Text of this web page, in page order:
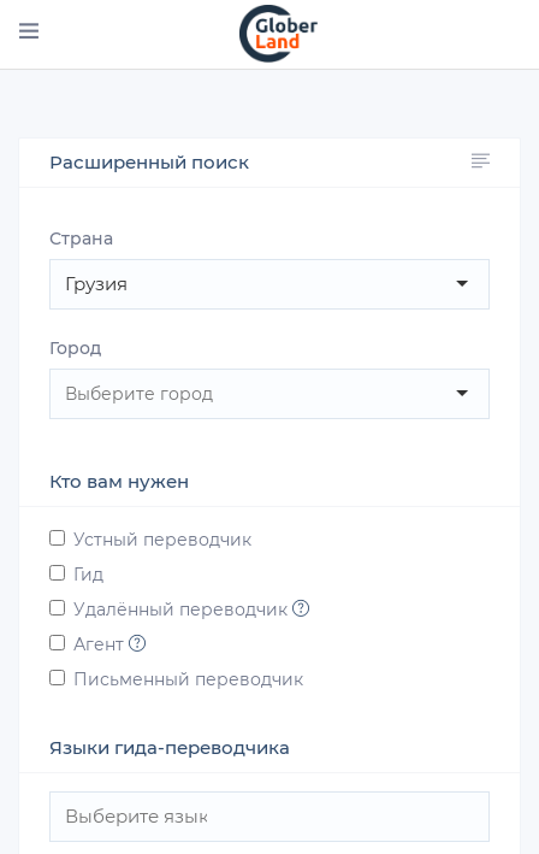
основному
Расширенный поиск
Страна
Грузия
Город
Кто вам нужен
Устный переводчик
Гид
Удалённый переводчик
Агент
Письменный переводчик
Языки гида-переводчика